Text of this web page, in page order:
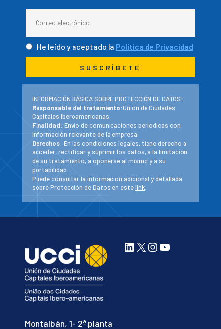
He leído y aceptado la Política de Privacidad
INFORMACIÓN BÁSICA SOBRE PROTECCIÓN DE DATOS:
Responsable del tratamiento:Unión de Ciudades
Capitales Iberoamericanas.
Finalidad: Envío de comunicaciones periodicas con
información relevante de la empresa.
Derechos: En las condiciones legales, tiene derecho a
acceder, rectificar y suprimir los datos, a la limitación
de su tratamiento, a oponerse al mismo y a su
portabilidad.
Puede consultar la información adicional y detallada
sobre Protección de Datos en estelink.
Montalbán, 1- 2ª planta
LinkedIn
X Instagram
YouTube